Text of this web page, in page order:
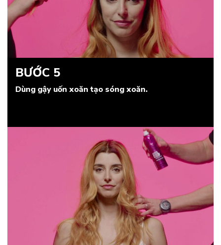
BƯỚC 5
Dùng gậy uốn xoăn tạo sóng xoăn.